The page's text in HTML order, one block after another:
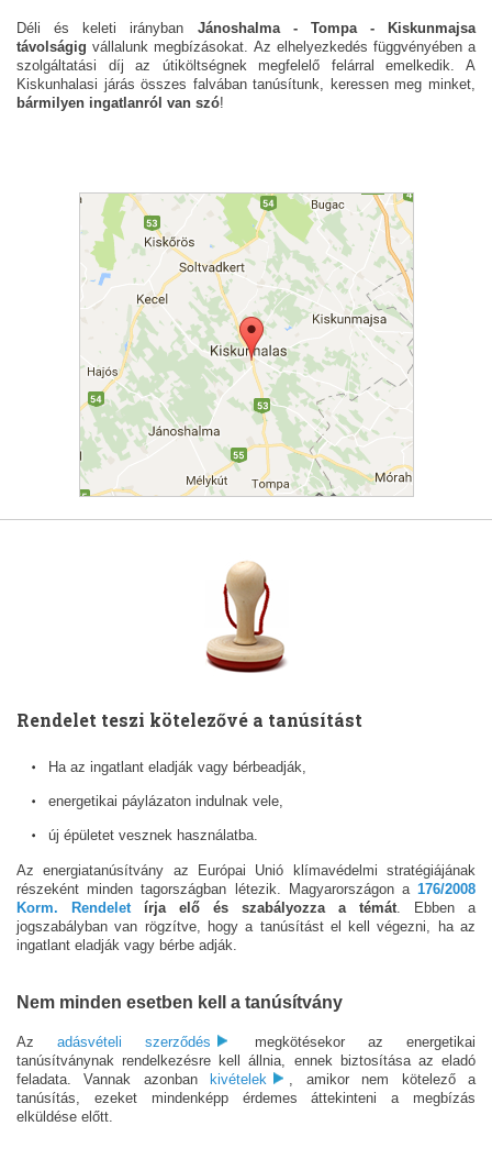
Déli és keleti irányban Jánoshalma - Tompa - Kiskunmajsa
távolságig vállalunk megbízásokat. Az elhelyezkedés függvényében a
szolgáltatási díj az útiköltségnek megfelelő felárral emelkedik. A
Kiskunhalasi járás összes falvában tanúsítunk, keressen meg minket,
bármilyen ingatlanról van szó!
Rendelet teszi kötelezővé a tanúsítást
Ha az ingatlant eladják vagy bérbeadják,
energetikai páylázaton indulnak vele,
új épületet vesznek használatba.
Az energiatanúsítvány az Európai Unió klímavédelmi stratégiájának
részeként minden tagországban létezik. Magyarországon a 176/2008
Korm. Rendeletírja elő és szabályozza a témát. Ebben a
jogszabályban van rögzítve, hogy a tanúsítást el kell végezni, ha az
ingatlant eladják vagy bérbe adják.
Nem minden esetben kell a tanúsítvány
Az adásvételi szerződés
megkötésekor az energetikai
tanúsítványnak rendelkezésre kell állnia, ennek biztosítása az eladó
feladata. Vannak azonban
kivételek
, amikor nem kötelező a
tanúsítás, ezeket mindenképp érdemes áttekinteni a megbízás
elküldése előtt.